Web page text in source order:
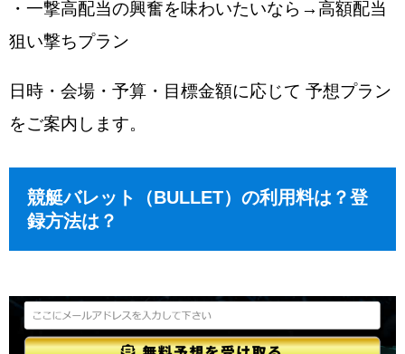
・一撃高配当の興奮を味わいたいなら→高額配当
狙い撃ちプラン
日時・会場・予算・目標金額に応じて 予想プラン
をご案内します。
競艇バレット（BULLET）の利用料は？登
録方法は？